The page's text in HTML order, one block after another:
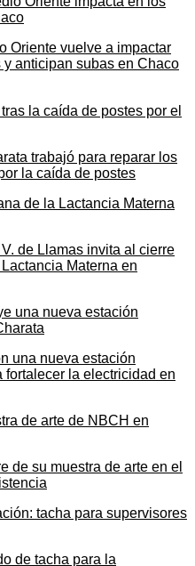
Oriente vuelve a impactar
anticipan subas en Chaco
trabajó para reparar los
la caída de postes
de Llamas invita al cierre
Materna en
una nueva estación
fortalecer la electricidad en
de su muestra de arte en el
de tacha para la